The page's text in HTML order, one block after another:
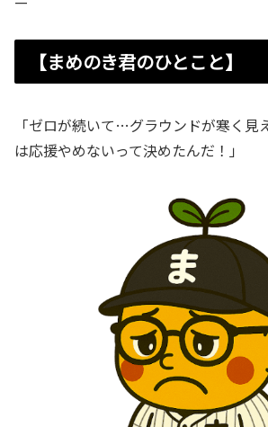
【まめのき君のひとこと】
「ゼロが続いて…グラウンドが寒く見
は応援やめないって決めたんだ！」